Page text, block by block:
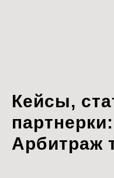
Кейсы,
партнерки:
Арбитраж